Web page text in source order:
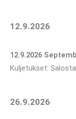
12.9.2026
12.9.2026
Kuljetukset: Salosta
26.9.2026